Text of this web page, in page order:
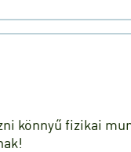
könnyű fizikai